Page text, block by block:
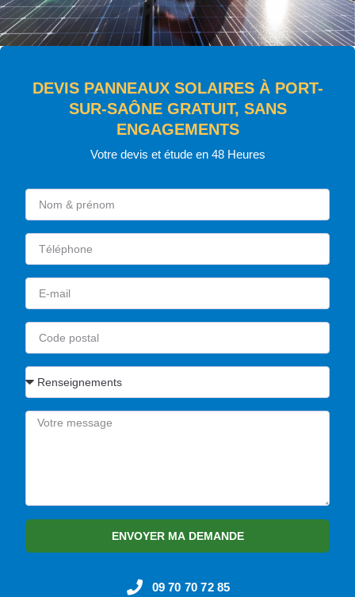
DEVIS PANNEAUX SOLAIRES À PORT-
SUR-SAÔNE GRATUIT, SANS
ENGAGEMENTS
Votre devis et étude en 48 Heures
ENVOYER MA DEMANDE
09 70 70 72 85